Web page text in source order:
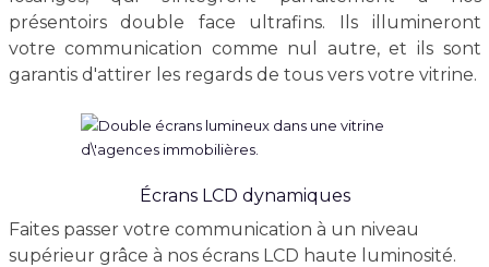
présentoirs double face ultrafins. Ils illumineront
votre communication comme nul autre, et ils sont
garantis d'attirer les regards de tous vers votre vitrine.
Écrans LCD dynamiques
Faites passer votre communication à un niveau
supérieur grâce à nos écrans LCD haute luminosité.